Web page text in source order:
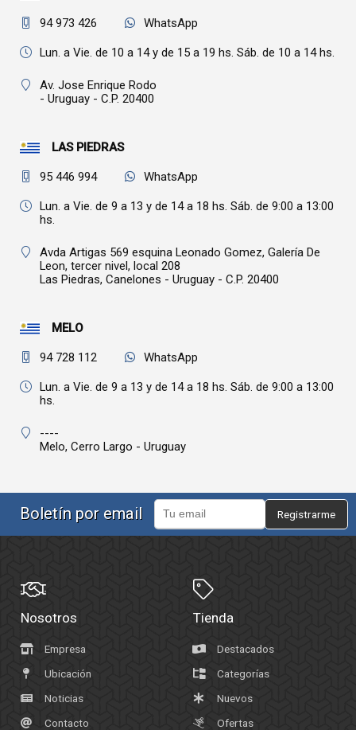
94 973 426 WhatsApp
Lun. a Vie. de 10 a 14 y de 15 a 19 hs. Sáb. de 10 a 14 hs.
Av. Jose Enrique Rodo
- Uruguay - C.P. 20400
LAS PIEDRAS
95 446 994 WhatsApp
Lun. a Vie. de 9 a 13 y de 14 a 18 hs. Sáb. de 9:00 a 13:00
hs.
Avda Artigas 569 esquina Leonado Gomez, Galería De
Leon, tercer nivel, local 208
Las Piedras, Canelones - Uruguay - C.P. 20400
MELO
94 728 112 WhatsApp
Lun. a Vie. de 9 a 13 y de 14 a 18 hs. Sáb. de 9:00 a 13:00
hs.
----
Melo, Cerro Largo - Uruguay
Boletín por email Registrarme
Nosotros
Empresa
Ubicación
Noticias
Contacto
Tienda
Destacados
Categorías
Nuevos
Ofertas